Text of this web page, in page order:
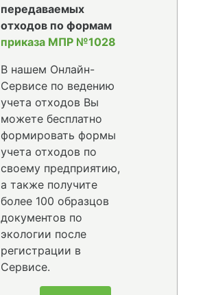
передаваемых
отходов по формам
приказа МПР №1028
В нашем Онлайн-
Сервисе по ведению
учета отходов Вы
можете бесплатно
формировать формы
учета отходов по
своему предприятию,
а также получите
более 100 образцов
документов по
экологии после
регистрации в
Сервисе.